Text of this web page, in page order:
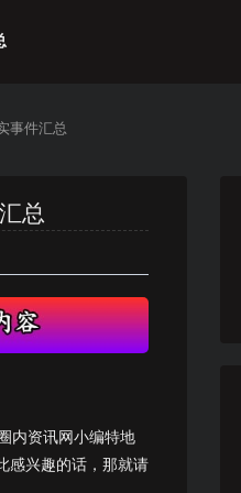
事件汇总
总
内资讯网小编特地
感兴趣的话，那就请